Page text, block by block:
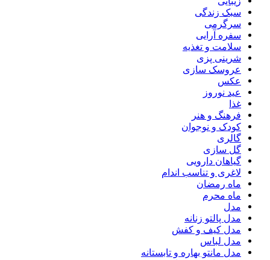
سبک زندگی
سرگرمی
سفره آرایی
سلامت و تغذیه
شرینی پزی
عروسک سازی
عکس
عید نوروز
غذا
فرهنگ و هنر
کودک و نوجوان
گالری
گل سازی
گیاهان دارویی
لاغری و تناسب اندام
ماه رمضان
ماه محرم
مدل
مدل پالتو زنانه
مدل کیف و کفش
مدل لباس
مدل مانتو بهاره و تابستانه